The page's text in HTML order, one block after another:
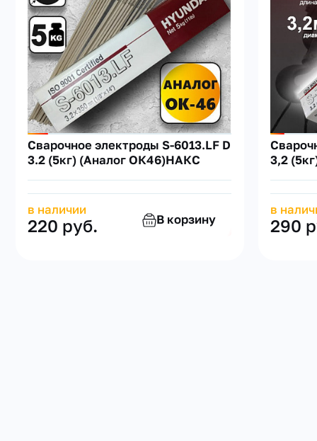
Сварочное электроды S-6013.LF D
3.2 (5кг) (Аналог ОК46)НАКС
в наличии
220 руб. В корзину
3,2
в
290